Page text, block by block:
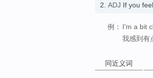
2. ADJ If you feel
例： I'm a bit
我感到有
同近义词